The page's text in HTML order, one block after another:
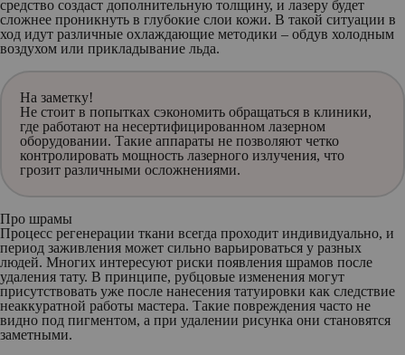
средство создаст дополнительную толщину, и лазеру будет
сложнее проникнуть в глубокие слои кожи. В такой ситуации в
ход идут различные охлаждающие методики – обдув холодным
воздухом или прикладывание льда.
На заметку!
Не стоит в попытках сэкономить обращаться в клиники,
где работают на несертифицированном лазерном
оборудовании. Такие аппараты не позволяют четко
контролировать мощность лазерного излучения, что
грозит различными осложнениями.
Про шрамы
Процесс регенерации ткани всегда проходит индивидуально, и
период заживления может сильно варьироваться у разных
людей. Многих интересуют риски появления шрамов после
удаления тату. В принципе, рубцовые изменения могут
присутствовать уже после нанесения татуировки как следствие
неаккуратной работы мастера. Такие повреждения часто не
видно под пигментом, а при удалении рисунка они становятся
заметными.